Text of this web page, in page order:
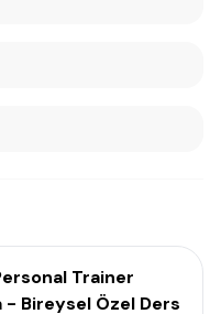
Trainer
- Bireysel Özel Ders